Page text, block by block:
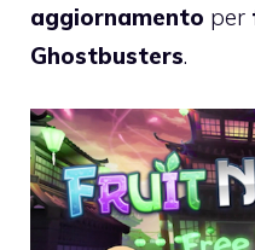
aggiornamento per
Ghostbusters.